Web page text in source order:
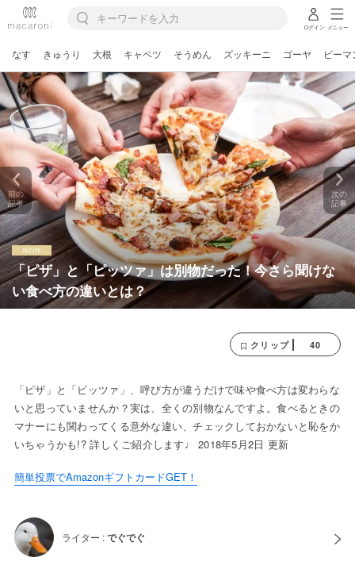
ログイン メニュー
なす きゅうり 大根 キャベツ そうめん ズッキーニ ゴーヤ ピーマ
「ピザ」と「ピッツァ」は別物だった！今さら聞けな
い食べ方の違いとは？
前の
記事
次の
記事
クリップ 40
「ピザ」と「ピッツァ」、呼び方が違うだけで味や食べ方は変わらな
いと思っていませんか？実は、全くの別物なんですよ。食べるときの
マナーにも関わってくる意外な違い、チェックしておかないと恥をか
いちゃうかも!? 詳しくご紹介します♩ 2018年5月2日 更新
簡単投票でAmazonギフトカードGET！
ライター :でぐでぐ